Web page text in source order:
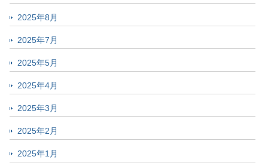
2025年8月
2025年7月
2025年5月
2025年4月
2025年3月
2025年2月
2025年1月